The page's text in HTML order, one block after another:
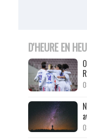
D'HEURE EN